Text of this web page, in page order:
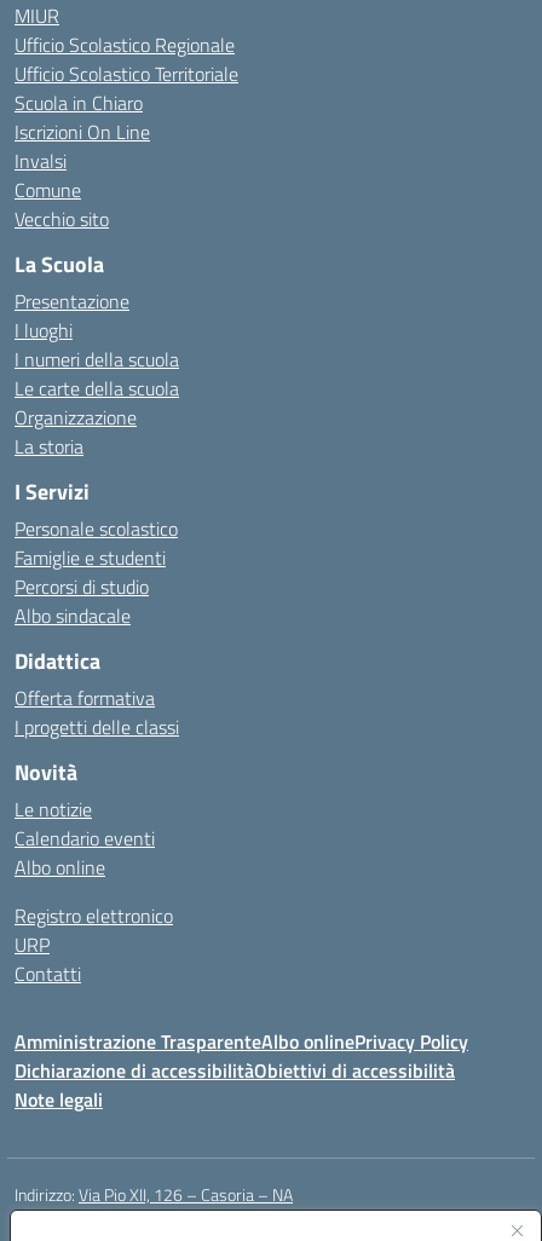
MIUR
Ufficio Scolastico Regionale
Ufficio Scolastico Territoriale
Scuola in Chiaro
Iscrizioni On Line
Invalsi
Comune
Vecchio sito
La Scuola
Presentazione
I luoghi
I numeri della scuola
Le carte della scuola
Organizzazione
La storia
I Servizi
Personale scolastico
Famiglie e studenti
Percorsi di studio
Albo sindacale
Didattica
Offerta formativa
I progetti delle classi
Novità
Le notizie
Calendario eventi
Albo online
Registro elettronico
URP
Contatti
Amministrazione TrasparenteAlbo onlinePrivacy Policy
Dichiarazione di accessibilitàObiettivi di accessibilità
Note legali
Indirizzo:Via Pio XII, 126 – Casoria – NA
Centralino: